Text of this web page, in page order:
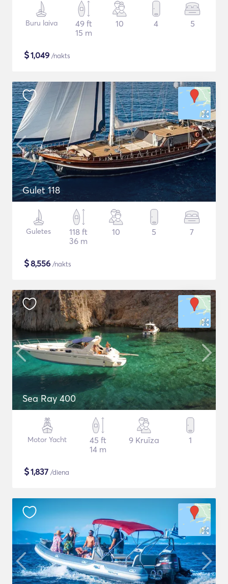
Buru laiva
49 ft
15 m
10 4 5
$1,049 /nakts
Gulet 118
Guletes
118 ft
36 m
10 5 7
$8,556 /nakts
Sea Ray 400
Motor Yacht
45 ft
14 m
9 Kruīza 1
$1,837 /diena